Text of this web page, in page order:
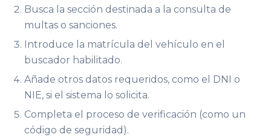
Busca la sección destinada a la consulta de
multas o sanciones.
Introduce la matrícula del vehículo en el
buscador habilitado.
Añade otros datos requeridos, como el DNI o
NIE, si el sistema lo solicita.
Completa el proceso de verificación (como un
código de seguridad).